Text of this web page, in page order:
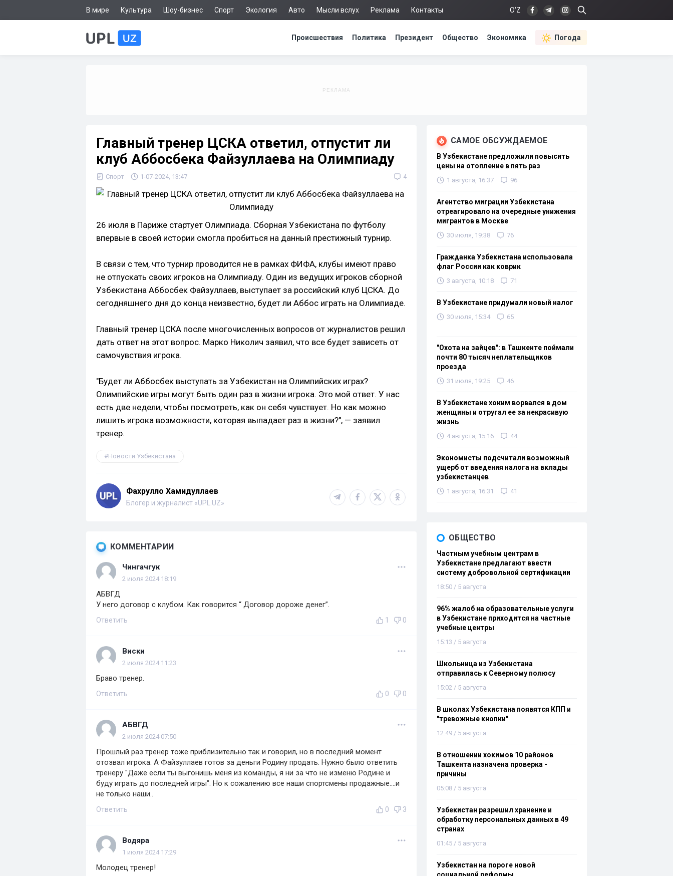
В мире Культура Шоу-бизнес Спорт Экология Авто Мысли вслух Реклама Контакты O‘Z
Происшествия Политика Президент Общество Экономика Погода
Главный тренер ЦСКА ответил, отпустит ли
клуб Аббосбека Файзуллаева на Олимпиаду
Спорт 1-07-2024, 13:47 4
26 июля в Париже стартует Олимпиада. Сборная Узбекистана по футболу
впервые в своей истории смогла пробиться на данный престижный турнир.
В связи с тем, что турнир проводится не в рамках ФИФА, клубы имеют право
не отпускать своих игроков на Олимпиаду. Один из ведущих игроков сборной
Узбекистана Аббосбек Файзуллаев, выступает за российский клуб ЦСКА. До
сегодняшнего дня до конца неизвестно, будет ли Аббос играть на Олимпиаде.
Главный тренер ЦСКА после многочисленных вопросов от журналистов решил
дать ответ на этот вопрос. Марко Николич заявил, что все будет зависеть от
самочувствия игрока.
"Будет ли Аббосбек выступать за Узбекистан на Олимпийских играх?
Олимпийские игры могут быть один раз в жизни игрока. Это мой ответ. У нас
есть две недели, чтобы посмотреть, как он себя чувствует. Но как можно
лишить игрока возможности, которая выпадает раз в жизни?", — заявил
тренер.
Новости Узбекистана
Фахрулло Хамидуллаев
Блогер и журналист «UPL.UZ»
КОММЕНТАРИИ
Чингачгук
2 июля 2024 18:19
АБВГД
У него договор с клубом. Как говорится “ Договор дороже денег”.
Ответить 1 0
Виски
2 июля 2024 11:23
Браво тренер.
Ответить 0 0
АБВГД
2 июля 2024 07:50
Прошлый раз тренер тоже приблизительно так и говорил, но в последний момент
отозвал игрока. А Файзуллаев готов за деньги Родину продать. Нужно было ответить
тренеру "Даже если ты выгонишь меня из команды, я ни за что не изменю Родине и
буду играть до последней игры". Но к сожалению все наши спортсмены продажные....и
не только наши..
Ответить 0 3
Водяра
1 июля 2024 17:29
Молодец тренер!
САМОЕ ОБСУЖДАЕМОЕ
В Узбекистане предложили повысить
цены на отопление в пять раз
1 августа, 16:37 96
Агентство миграции Узбекистана
отреагировало на очередные унижения
мигрантов в Москве
30 июля, 19:38 76
Гражданка Узбекистана использовала
флаг России как коврик
3 августа, 10:18 71
В Узбекистане придумали новый налог
30 июля, 15:34 65
"Охота на зайцев": в Ташкенте поймали
почти 80 тысяч неплательщиков
проезда
31 июля, 19:25 46
В Узбекистане хоким ворвался в дом
женщины и отругал ее за некрасивую
жизнь
4 августа, 15:16 44
Экономисты подсчитали возможный
ущерб от введения налога на вклады
узбекистанцев
1 августа, 16:31 41
ОБЩЕСТВО
Частным учебным центрам в
Узбекистане предлагают ввести
систему добровольной сертификации
18:50 / 5 августа
96% жалоб на образовательные услуги
в Узбекистане приходится на частные
учебные центры
15:13 / 5 августа
Школьница из Узбекистана
отправилась к Северному полюсу
15:02 / 5 августа
В школах Узбекистана появятся КПП и
"тревожные кнопки"
12:49 / 5 августа
В отношении хокимов 10 районов
Ташкента назначена проверка -
причины
05:08 / 5 августа
Узбекистан разрешил хранение и
обработку персональных данных в 49
странах
01:45 / 5 августа
Узбекистан на пороге новой